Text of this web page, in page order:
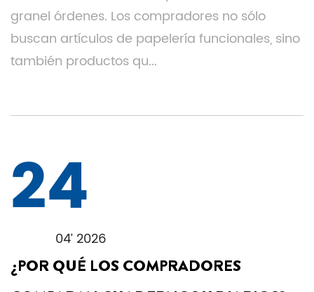
granel órdenes. Los compradores no sólo
buscan artículos de papelería funcionales, sino
también productos qu...
24
04’ 2026
¿POR QUÉ LOS COMPRADORES